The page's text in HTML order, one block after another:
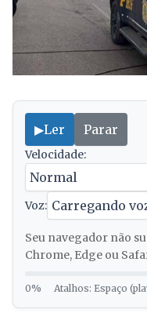
▶Ler Parar
Velocidade:
Voz:
Seu navegador não
Chrome, Edge ou
0% Atalhos: Espaço